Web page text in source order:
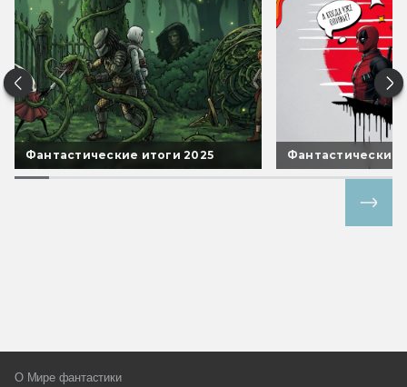
Фантастические итоги 2025 Фантастические
О Мире фантастики